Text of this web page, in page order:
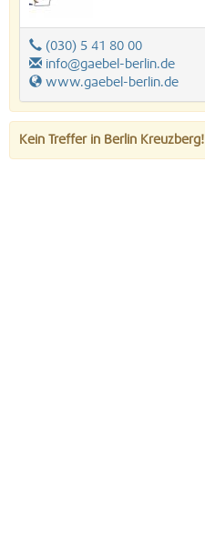
(030) 5 41 80 00
info@gaebel-berlin.de
www.gaebel-berlin.de
Kein Treffer in Berlin Kreuzberg!